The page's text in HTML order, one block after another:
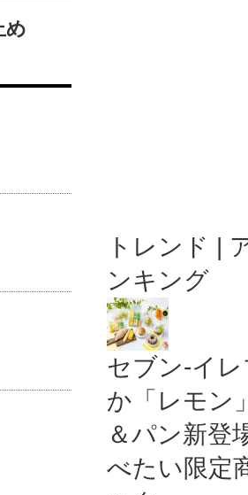
め
トレンド |
ンキング
セブン‐イ
か「レモン
＆パン新登
べたい限定